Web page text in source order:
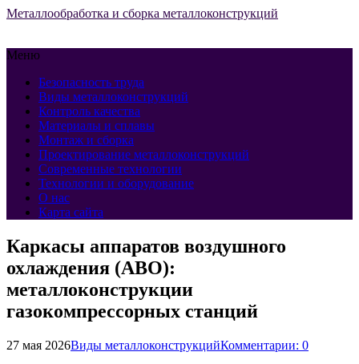
Металлообработка и сборка металлоконструкций
Меню
Безопасность труда
Виды металлоконструкций
Контроль качества
Материалы и сплавы
Монтаж и сборка
Проектирование металлоконструкций
Современные технологии
Технологии и оборудование
О нас
Карта сайта
Каркасы аппаратов воздушного
охлаждения (АВО):
металлоконструкции
газокомпрессорных станций
27 мая 2026Виды металлоконструкцийКомментарии: 0